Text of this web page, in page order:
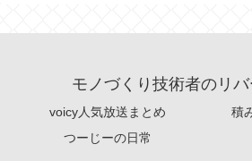
モノづくり技術者のリ
voicy人気放送まとめ
積
つーじーの日常